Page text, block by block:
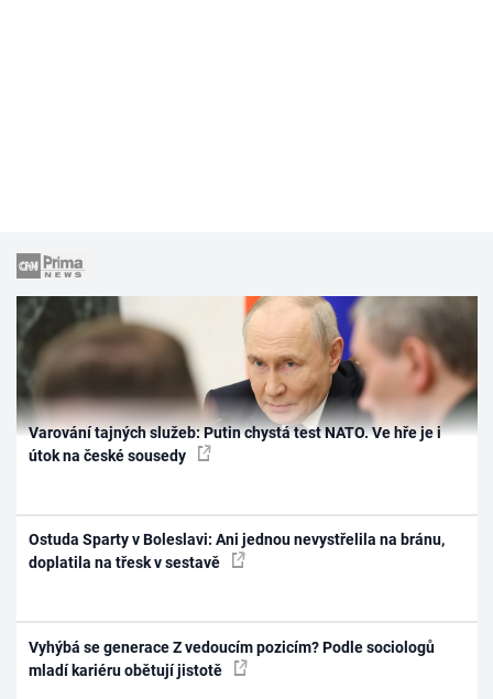
Varování tajných služeb: Putin chystá test NATO. Ve hře je i
útok na české sousedy
Ostuda Sparty v Boleslavi: Ani jednou nevystřelila na bránu,
doplatila na třesk v sestavě
Vyhýbá se generace Z vedoucím pozicím? Podle sociologů
mladí kariéru obětují jistotě